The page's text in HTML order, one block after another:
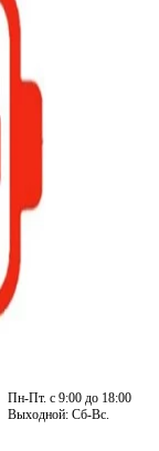
Пн-Пт. с 9:00 до 18:00
Выходной: Сб-Вс.